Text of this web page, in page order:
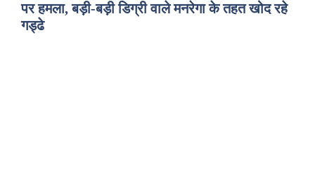
पर हमला, बड़ी-बड़ी डिग्री वाले मनरेगा के तहत खोद रहे
गड्ढे